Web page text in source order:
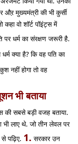
औऱ मुख्यमंत्री की भी कुर्सी
वो शॉर्ट पॉइंट्स में
पर धर्म का संरक्षण जरूरी है.
धर्म क्या है? कि वह पति का
नहीं होगा तो वह
भी बताया
की सबसे बड़ी वजह बताया.
भी लाए थे. जो तीन लेवल पर
पढ़िए. 1. सरकार उन